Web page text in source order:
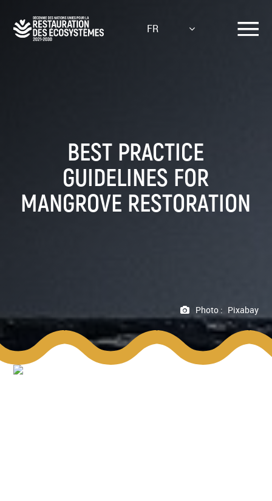
contenu
FR
BEST PRACTICE
GUIDELINES FOR
MANGROVE RESTORATION
Photo : Pixabay